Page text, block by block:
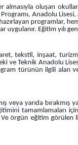
oluşan
Anadolu
programlar,
Eğitim yılı
tekstil, inşaat,
ve Teknik Anadolu
türünün ilgili alan
yarıda bırakmış
tamamlamaları
Ve örgün eğitim